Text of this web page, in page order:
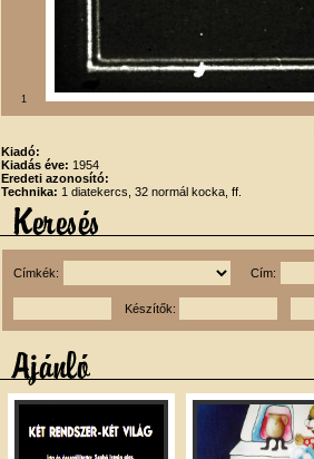
1
Kiadó:
Kiadás éve: 1954
Eredeti azonosító:
Technika: 1 diatekercs, 32 normál kocka, ff.
Címkék: Cím:
Készítők: